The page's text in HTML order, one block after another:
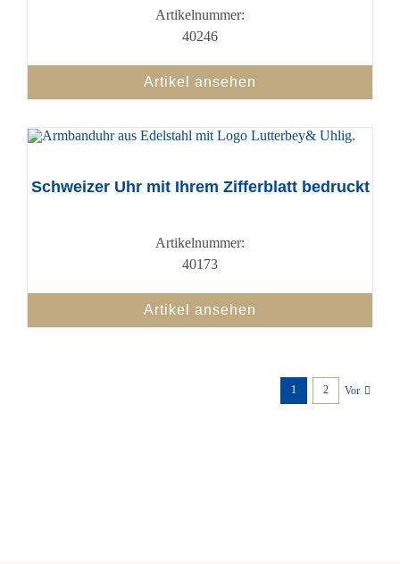
Artikelnummer:
40246
Artikel ansehen
Schweizer Uhr mit Ihrem Zifferblatt bedruckt
Artikelnummer:
40173
Artikel ansehen
1 2 Vor